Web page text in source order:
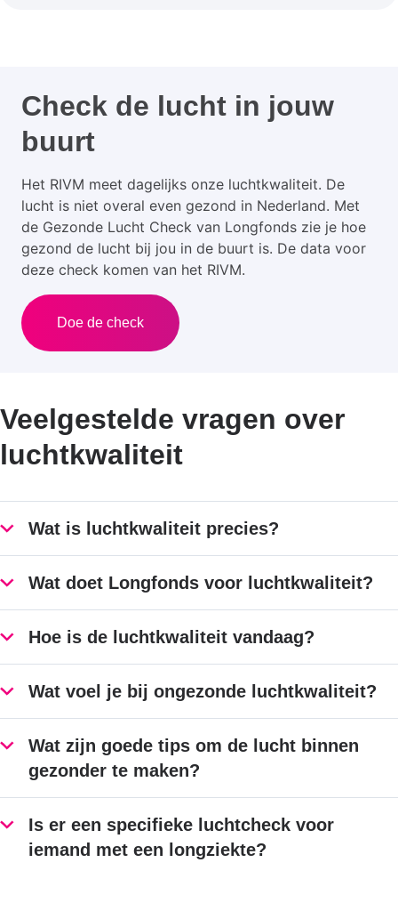
Check de lucht in jouw
buurt
Het RIVM meet dagelijks onze luchtkwaliteit. De
lucht is niet overal even gezond in Nederland. Met
de Gezonde Lucht Check van Longfonds zie je hoe
gezond de lucht bij jou in de buurt is. De data voor
deze check komen van het RIVM.
Doe de check
Veelgestelde vragen over
luchtkwaliteit
Wat is luchtkwaliteit precies?
Wat doet Longfonds voor luchtkwaliteit?
Hoe is de luchtkwaliteit vandaag?
Wat voel je bij ongezonde luchtkwaliteit?
Wat zijn goede tips om de lucht binnen
gezonder te maken?
Is er een specifieke luchtcheck voor
iemand met een longziekte?